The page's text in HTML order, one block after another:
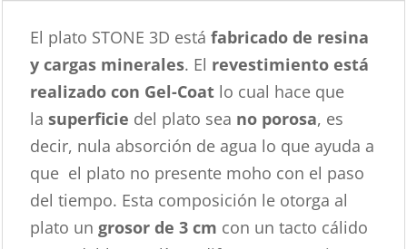
El plato STONE 3D estáfabricado de resina
y cargas minerales. El revestimiento está
realizado con Gel-Coat lo cual hace que
lasuperficie del plato sea no porosa, es
decir, nula absorción de agua lo que ayuda a
que el plato no presente moho con el paso
del tiempo. Esta composición le otorga al
plato un grosor de 3 cm con un tacto cálido